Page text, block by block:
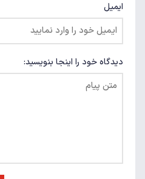
ایمیل
دیدگاه خود را اینجا بنویسید: